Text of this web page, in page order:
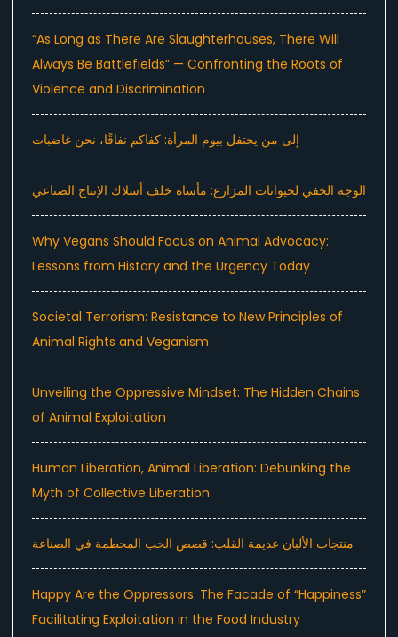
“As Long as There Are Slaughterhouses, There Will
Always Be Battlefields” — Confronting the Roots of
Violence and Discrimination
إلى من يحتفل بيوم المرأة: كفاكم نفاقًا، نحن غاضبات
الوجه الخفي لحيوانات المزارع: مأساة خلف أسلاك الإنتاج الصناعي
Why Vegans Should Focus on Animal Advocacy:
Lessons from History and the Urgency Today
Societal Terrorism: Resistance to New Principles of
Animal Rights and Veganism
Unveiling the Oppressive Mindset: The Hidden Chains
of Animal Exploitation
Human Liberation, Animal Liberation: Debunking the
Myth of Collective Liberation
منتجات الألبان عديمة القلب: قصص الحب المحطمة في الصناعة
Happy Are the Oppressors: The Facade of “Happiness”
Facilitating Exploitation in the Food Industry